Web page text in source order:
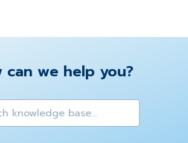
can we help you?